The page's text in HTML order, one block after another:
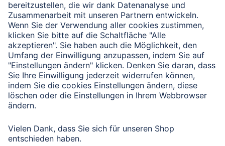
Verbleibende Zeichen: 1000/ 1000
Senden
Mit Absenden des Formulars bestätigen Sie, dass Sie unsere
Datenschutzbestimmungen zur Formulardatenverarbeitung zur
Datenschutz